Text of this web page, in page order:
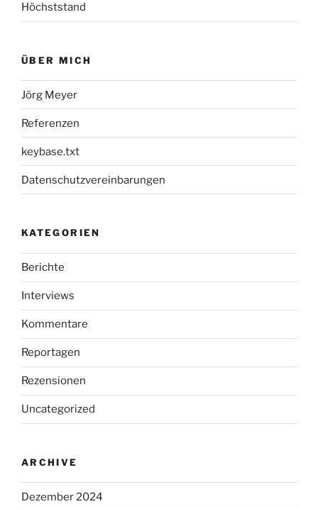
Höchststand
ÜBER MICH
Jörg Meyer
Referenzen
keybase.txt
Datenschutzvereinbarungen
KATEGORIEN
Berichte
Interviews
Kommentare
Reportagen
Rezensionen
Uncategorized
ARCHIVE
Dezember 2024